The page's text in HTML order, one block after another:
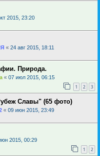
2015, 23:20
« 24 авг 2015, 18:11
Природа.
« 07 июл 2015, 06:15
1 2 3
Славы" (65 фото)
« 09 июн 2015, 23:49
2015, 00:29
1 2